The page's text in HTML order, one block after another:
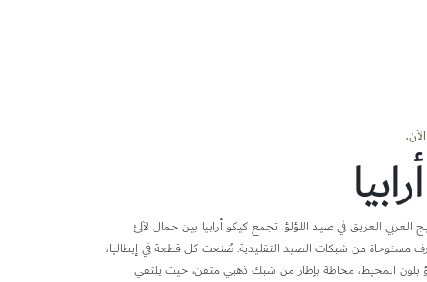
العربي العريق في صيد اللؤلؤ، تجمع كيكو أرابيا بين جمال لآلئ
مستوحاة من شبكات الصيد التقليدية. صُنعت كل قطعة في إيطاليا،
بلون المحيط، محاطة بإطار من شبك ذهبي متقن، حيث يلتقي